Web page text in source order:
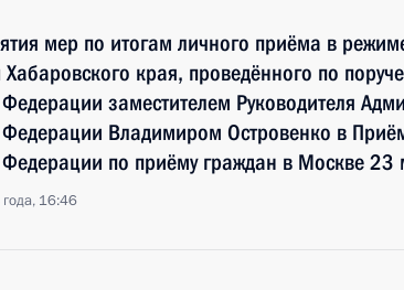
мер по итогам личного приёма в
края, проведённого по
заместителем Руководителя
Федерации Владимиром Островенко в
Федерации по приёму граждан в Москве
16:46